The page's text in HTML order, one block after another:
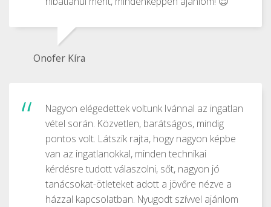
Onofer Kíra
Nagyon elégedettek voltunk Ivánnal az ingatlan
vétel során. Közvetlen, barátságos, mindig
pontos volt. Látszik rajta, hogy nagyon képbe
van az ingatlanokkal, minden technikai
kérdésre tudott válaszolni, sőt, nagyon jó
tanácsokat-ötleteket adott a jövőre nézve a
házzal kapcsolatban. Nyugodt szívvel ajánlom